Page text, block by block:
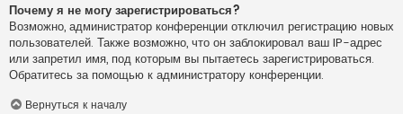
Почему я не могу зарегистрироваться?
Возможно, администратор конференции отключил регистрацию новых
пользователей. Также возможно, что он заблокировал ваш IP-адрес
или запретил имя, под которым вы пытаетесь зарегистрироваться.
Обратитесь за помощью к администратору конференции.
Вернуться к началу